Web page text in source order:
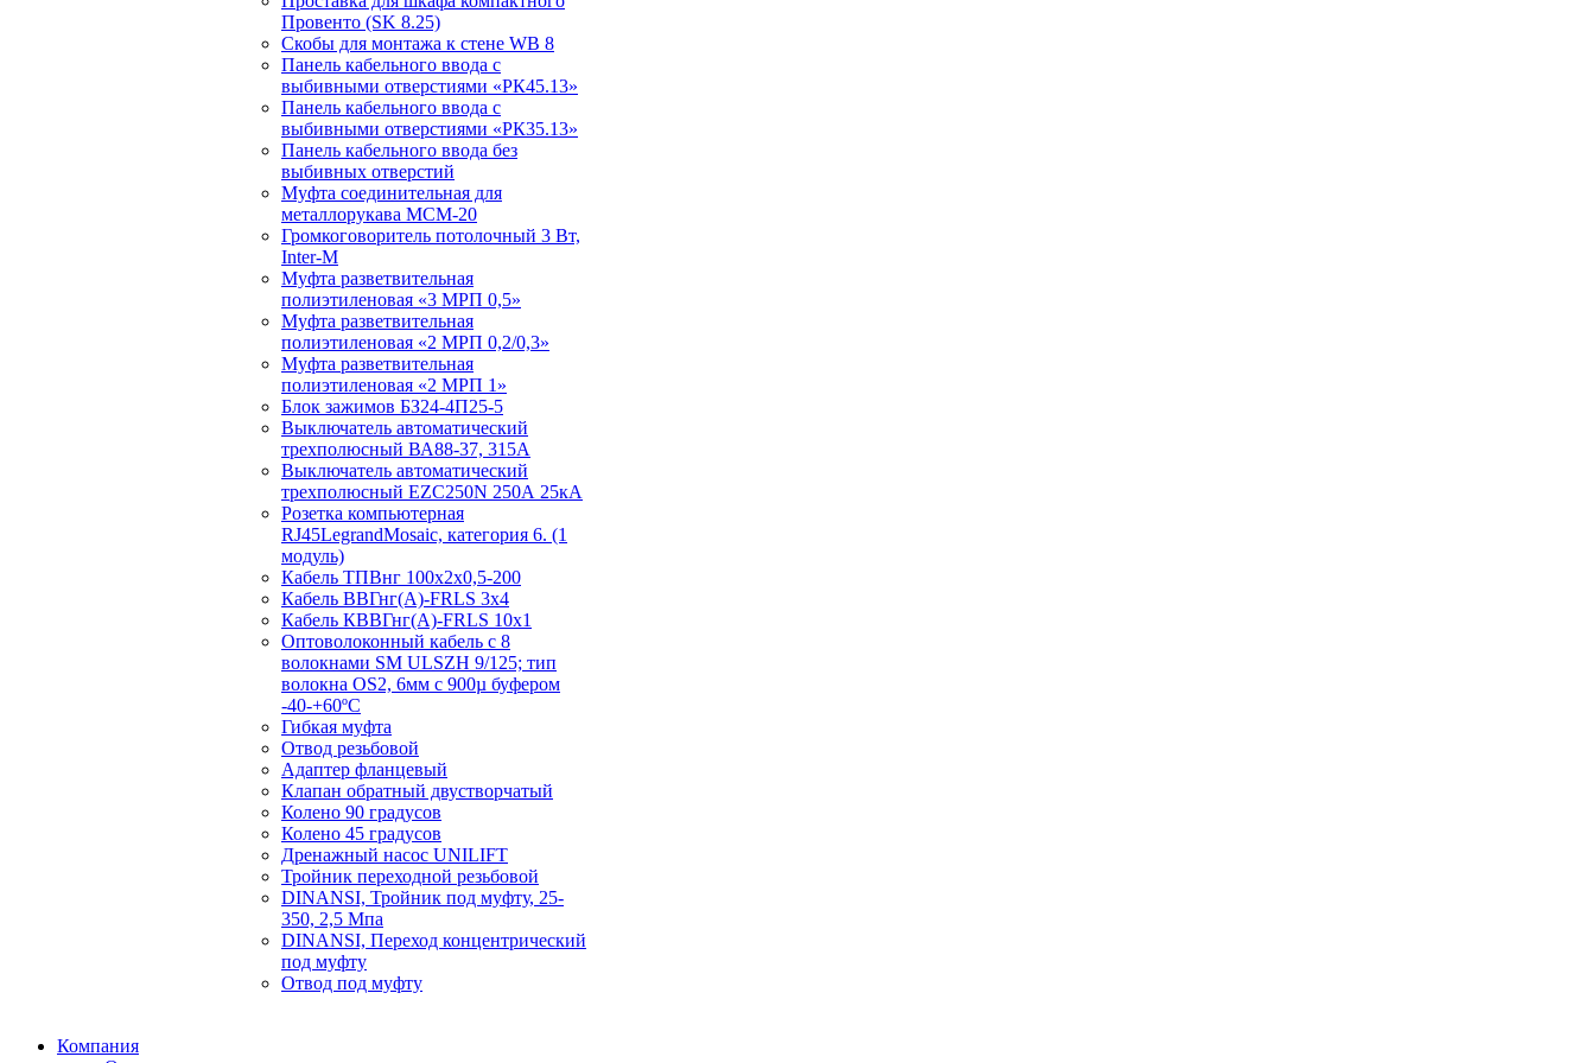
Провенто (SK 8.25)
Скобы для монтажа к стене WB 8
Панель кабельного ввода с
выбивными отверстиями «РК45.13»
Панель кабельного ввода с
выбивными отверстиями «РК35.13»
Панель кабельного ввода без
выбивных отверстий
Муфта соединительная для
металлорукава МСМ-20
Громкоговоритель потолочный 3 Вт,
Inter-M
Муфта разветвительная
полиэтиленовая «3 МРП 0,5»
Муфта разветвительная
полиэтиленовая «2 МРП 0,2/0,3»
Муфта разветвительная
полиэтиленовая «2 МРП 1»
Блок зажимов БЗ24-4П25-5
Выключатель автоматический
трехполюсный ВА88-37, 315А
Выключатель автоматический
трехполюсный EZC250N 250А 25кА
Розетка компьютерная
RJ45LegrandMosaic, категория 6. (1
модуль)
Кабель ТПВнг 100х2х0,5-200
Кабель ВВГнг(А)-FRLS 3х4
Кабель КВВГнг(А)-FRLS 10х1
Оптоволоконный кабель с 8
волокнами SM ULSZH 9/125; тип
волокна OS2, 6мм с 900µ буфером
-40-+60ºC
Гибкая муфта
Отвод резьбовой
Адаптер фланцевый
Клапан обратный двустворчатый
Колено 90 градусов
Колено 45 градусов
Дренажный насос UNILIFT
Тройник переходной резьбовой
DINANSI, Тройник под муфту, 25-
350, 2,5 Мпа
DINANSI, Переход концентрический
под муфту
Отвод под муфту
Компания